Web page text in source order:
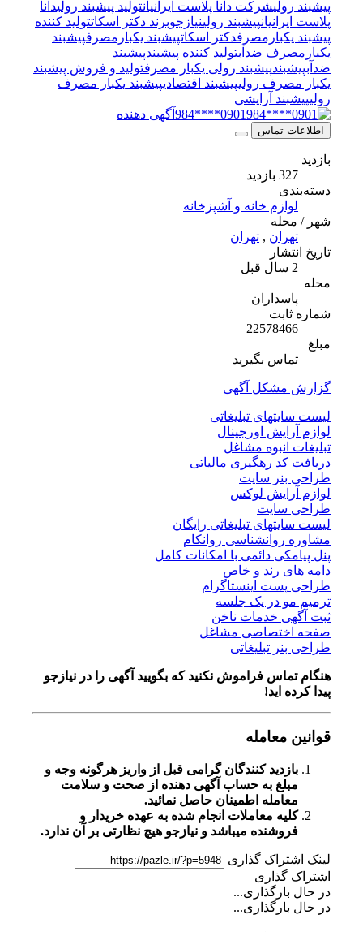
پیشبند رولیشرکت دانا پلاست ایرانیان تولید پیشبند رولیدانا
پلاست ایرانیان پیشبند رولینیازجوبرند دکتر اسکات
تولید کننده
پیشبند یکبارمصرفدکتر اسکات پیشبند یکبارمصرفپیشبند
یکبارمصرف ضدآب تولید کننده پیشبندپیشبند
پیشبندپیشبند رولی یکبار مصرفتولید و فروش پیشبند
یکبار مصرف رولی پیشبند اقتصادیپیشبند یکبار مصرف
پیشبند آرایشی
0901****984
آگهی دهنده
اطلاعات تماس
دسته‌بندی
لوازم خانه و آشپزخانه
شهر / محله
تهران,تهران
تاریخ انتشار
پاسداران
شماره ثابت
22578466
تماس بگیرید
گزارش مشکل آگهی
لیست سایتهای تبلیغاتی
لوازم آرایش اورجینال
تبلیغات انبوه مشاغل
دریافت کد رهگیری مالیاتی
طراحی بنر سایت
لوازم آرایش لوکس
طراحی سایت
لیست سایتهای تبلیغاتی رایگان
مشاوره روانشناسی روانکام
پنل پیامکی دائمی با امکانات کامل
دامه های رند و خاص
طراحی پست اینستاگرام
ترمیم مو در یک جلسه
ثبت آگهی خدمات ناخن
صفحه اختصاصی مشاغل
طراحی بنر تبلیغاتی
هنگام تماس فراموش نکنید که بگویید آگهی را در نیازجو
پیدا کرده اید!
قوانین معامله
بازدید کنندگان گرامی قبل از واریز هرگونه وجه و
مبلغ به حساب آگهی دهنده از صحت و سلامت
معامله اطمینان حاصل نمائید.
کلیه معاملات انجام شده به عهده خریدار و
فروشنده میباشد و نیازجو هیچ نظارتی بر آن ندارد.
لینک اشتراک گذاری
اشتراک گذاری
در حال بارگذاری...
در حال بارگذاری...